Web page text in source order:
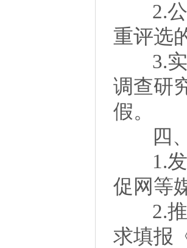
2.公
重评选
3.实
调查研
假。
四、
1.发
促网等
2.推
求填报